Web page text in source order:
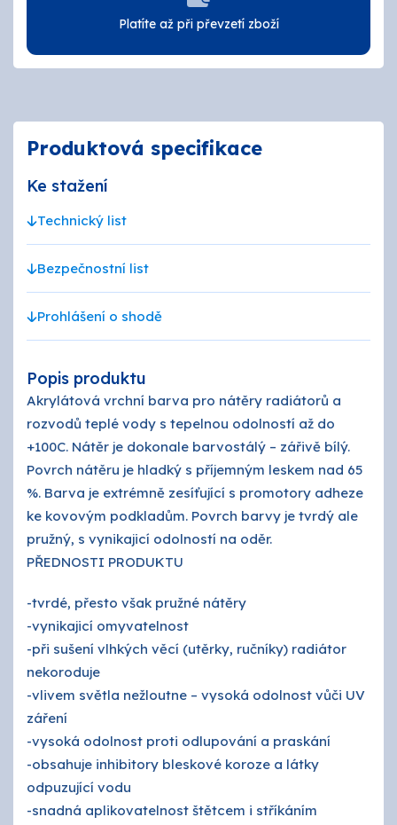
Platíte až při převzetí zboží
Produktová specifikace
Ke stažení
Technický list
Bezpečnostní list
Prohlášení o shodě
Popis produktu
Akrylátová vrchní barva pro nátěry radiátorů a
rozvodů teplé vody s tepelnou odolností až do
+100C. Nátěr je dokonale barvostálý – zářivě bílý.
Povrch nátěru je hladký s příjemným leskem nad 65
%. Barva je extrémně zesíťující s promotory adheze
ke kovovým podkladům. Povrch barvy je tvrdý ale
pružný, s vynikajicí odolností na oděr.
PŘEDNOSTI PRODUKTU
-tvrdé, přesto však pružné nátěry
-vynikajicí omyvatelnost
-při sušení vlhkých věcí (utěrky, ručníky) radiátor
nekoroduje
-vlivem světla nežloutne – vysoká odolnost vůči UV
záření
-vysoká odolnost proti odlupování a praskání
-obsahuje inhibitory bleskové koroze a látky
odpuzující vodu
-snadná aplikovatelnost štětcem i stříkáním